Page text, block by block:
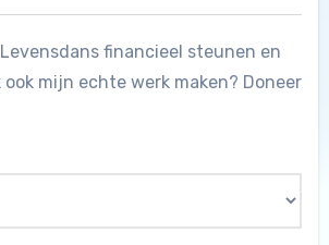
Levensdans financieel steunen en
mijn echte werk maken? Doneer